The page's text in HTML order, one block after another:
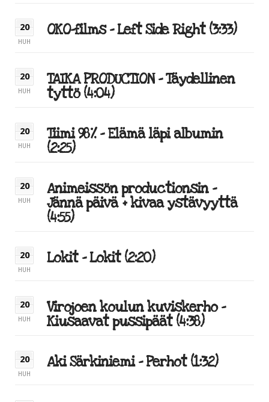
20
HUH
OKO-films – Left Side Right (3:33)
20
HUH
TAIKA PRODUCTION – Täydellinen
tyttö (4:04)
20
HUH
Tiimi 98% – Elämä läpi albumin
(2:25)
20
HUH
Animeissön productionsin –
Jännä päivä + kivaa ystävyyttä
(4:55)
20
HUH
Lokit – Lokit (2:20)
20
HUH
Virojoen koulun kuviskerho –
Kiusaavat pussipäät (4:38)
20
HUH
Aki Särkiniemi – Perhot (1:32)